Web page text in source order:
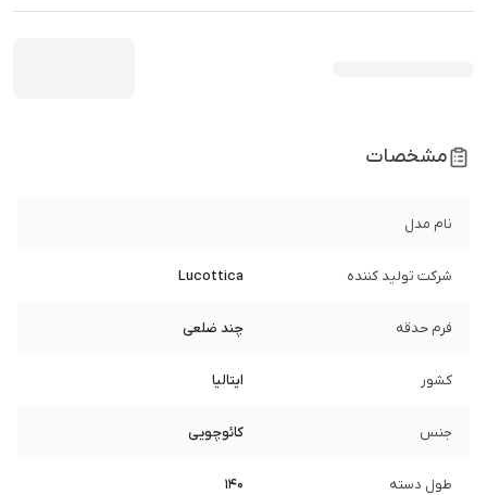
مشخصات
نام مدل
شرکت تولید کننده Lucottica
فرم حدقه چند ضلعی
کشور ایتالیا
جنس کائوچویی
طول دسته 140